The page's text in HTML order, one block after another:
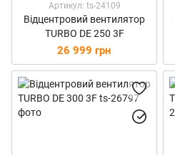
Артикул: ts-24109
Відцентровий вентилятор
TURBO DE 250 3F
26 999 грн